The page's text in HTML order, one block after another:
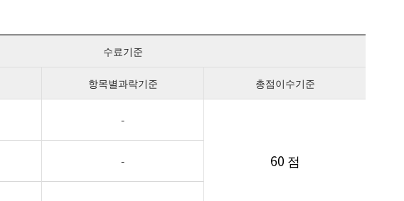
수료기준
항목별과락기준 총점이수기준
-
60 점
-